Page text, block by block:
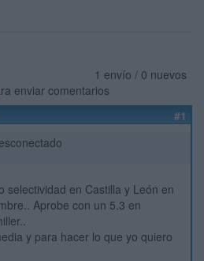
1 envío / 0 nuevos
enviar comentarios
#1
selectividad en Castilla y León en
Aprobe con un 5.3 en
y para hacer lo que yo quiero